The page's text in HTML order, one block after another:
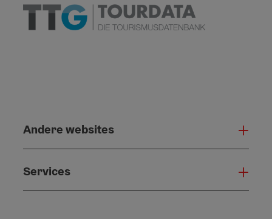
Andere websites
Services